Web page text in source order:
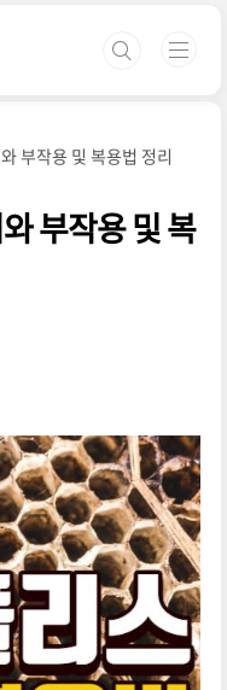
부작용 및 복용법 정리
부작용 및 복